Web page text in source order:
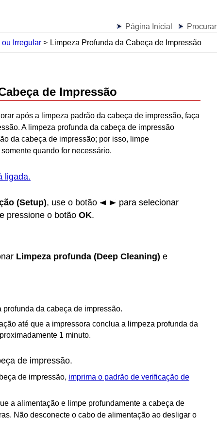
Página Inicial
Procurar
Irregular Limpeza Profunda da Cabeça de Impressão
de Impressão
após a limpeza padrão da cabeça de impressão, faça
. A limpeza profunda da cabeça de impressão
da cabeça de impressão; por isso, limpe
somente quando for necessário.
ligada.
(Setup), use o botão
para selecionar
e pressione o botão OK.
Limpeza profunda (Deep Cleaning) e
profunda da cabeça de impressão.
até que a impressora conclua a limpeza profunda da
1 minuto.
de impressão.
de impressão, imprima o padrão de verificação de
a alimentação e limpe profundamente a cabeça de
Não desconecte o cabo de alimentação ao desligar o